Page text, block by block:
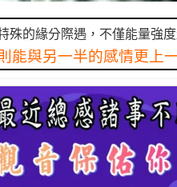
殊的緣分際遇，不僅能量強
能與另一半的感情更上